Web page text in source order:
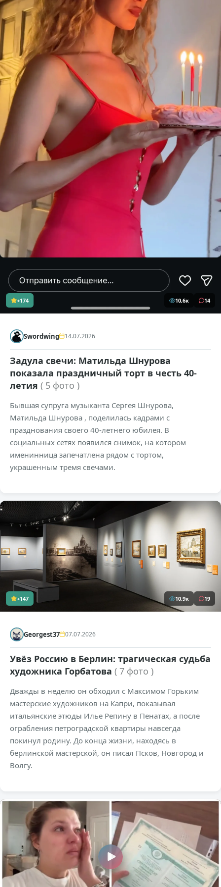
+174 10,6к 14
Swordwing 14.07.2026
Задула свечи: Матильда Шнурова
показала праздничный торт в честь 40-
летия ( 5 фото )
Бывшая супруга музыканта Сергея Шнурова,
Матильда Шнурова , поделилась кадрами с
празднования своего 40-летнего юбилея. В
социальных сетях появился снимок, на котором
именинница запечатлена рядом с тортом,
украшенным тремя свечами.
+147 10,9к 19
Georgest37 07.07.2026
Увёз Россию в Берлин: трагическая судьба
художника Горбатова ( 7 фото )
Дважды в неделю он обходил с Максимом Горьким
мастерские художников на Капри, показывал
итальянские этюды Илье Репину в Пенатах, а после
ограбления петроградской квартиры навсегда
покинул родину. До конца жизни, находясь в
берлинской мастерской, он писал Псков, Новгород и
Волгу.